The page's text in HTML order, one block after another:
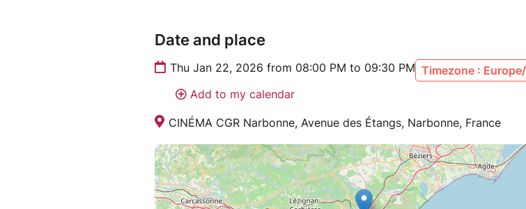
Date and place
Thu Jan 22, 2026 from 08:00 PM to 09:30 PM Timezone :
Add to my calendar
CINÉMA CGR Narbonne, Avenue des Étangs, Narbonne, France